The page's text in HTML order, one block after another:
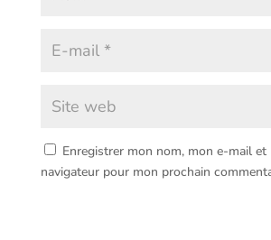
Enregistrer mon nom, mon e-mail
navigateur pour mon prochain